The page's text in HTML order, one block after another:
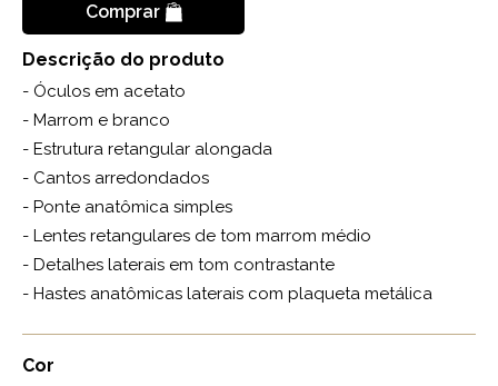
Comprar
Descrição do produto
- Óculos em acetato
- Marrom e branco
- Estrutura retangular alongada
- Cantos arredondados
- Ponte anatômica simples
- Lentes retangulares de tom marrom médio
- Detalhes laterais em tom contrastante
- Hastes anatômicas laterais com plaqueta metálica
Cor